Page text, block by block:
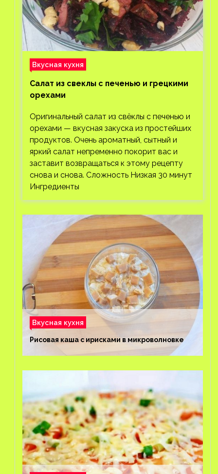
Вкусная кухня
Салат из свеклы с печенью и грецкими
орехами
Оригинальный салат из свёклы с печенью и
орехами — вкусная закуска из простейших
продуктов. Очень ароматный, сытный и
яркий салат непременно покорит вас и
заставит возвращаться к этому рецепту
снова и снова. Сложность Низкая 30 минут
Ингредиенты
Вкусная кухня
Рисовая каша с ирисками в микроволновке